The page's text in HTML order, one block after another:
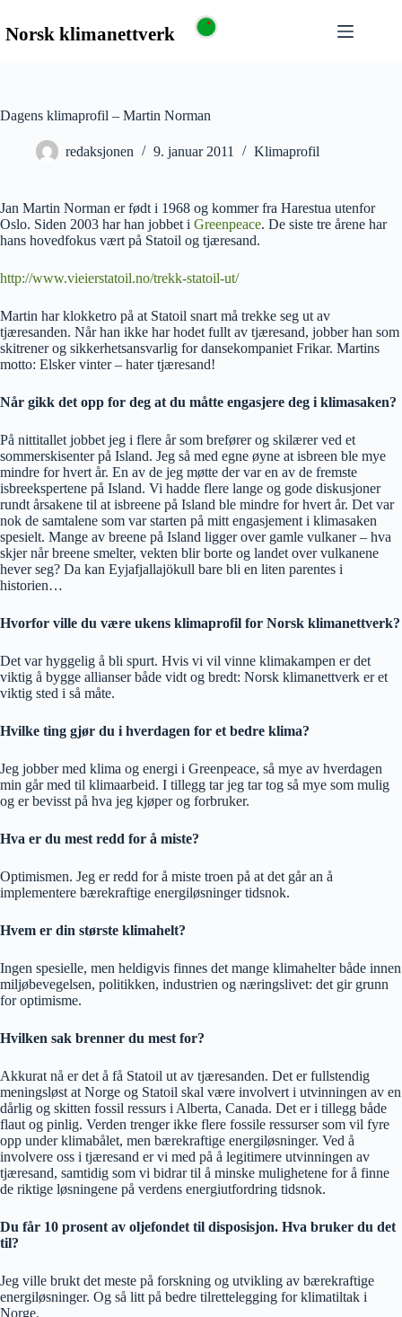
Dagens klimaprofil – Martin Norman
redaksjonen 9. januar 2011 Klimaprofil
Jan Martin Norman er født i 1968 og kommer fra Harestua utenfor
Oslo. Siden 2003 har han jobbet i Greenpeace. De siste tre årene har
hans hovedfokus vært på Statoil og tjæresand.
http://www.vieierstatoil.no/trekk-statoil-ut/
Martin har klokketro på at Statoil snart må trekke seg ut av
tjæresanden. Når han ikke har hodet fullt av tjæresand, jobber han som
skitrener og sikkerhetsansvarlig for dansekompaniet Frikar. Martins
motto: Elsker vinter – hater tjæresand!
Når gikk det opp for deg at du måtte engasjere deg i klimasaken?
På nittitallet jobbet jeg i flere år som brefører og skilærer ved et
sommerskisenter på Island. Jeg så med egne øyne at isbreen ble mye
mindre for hvert år. En av de jeg møtte der var en av de fremste
isbreekspertene på Island. Vi hadde flere lange og gode diskusjoner
rundt årsakene til at isbreene på Island ble mindre for hvert år. Det var
nok de samtalene som var starten på mitt engasjement i klimasaken
spesielt. Mange av breene på Island ligger over gamle vulkaner – hva
skjer når breene smelter, vekten blir borte og landet over vulkanene
hever seg? Da kan Eyjafjallajökull bare bli en liten parentes i
historien…
Hvorfor ville du være ukens klimaprofil for Norsk klimanettverk?
Det var hyggelig å bli spurt. Hvis vi vil vinne klimakampen er det
viktig å bygge allianser både vidt og bredt: Norsk klimanettverk er et
viktig sted i så måte.
Hvilke ting gjør du i hverdagen for et bedre klima?
Jeg jobber med klima og energi i Greenpeace, så mye av hverdagen
min går med til klimaarbeid. I tillegg tar jeg tar tog så mye som mulig
og er bevisst på hva jeg kjøper og forbruker.
Hva er du mest redd for å miste?
Optimismen. Jeg er redd for å miste troen på at det går an å
implementere bærekraftige energiløsninger tidsnok.
Hvem er din største klimahelt?
Ingen spesielle, men heldigvis finnes det mange klimahelter både innen
miljøbevegelsen, politikken, industrien og næringslivet: det gir grunn
for optimisme.
Hvilken sak brenner du mest for?
Akkurat nå er det å få Statoil ut av tjæresanden. Det er fullstendig
meningsløst at Norge og Statoil skal være involvert i utvinningen av en
dårlig og skitten fossil ressurs i Alberta, Canada. Det er i tillegg både
flaut og pinlig. Verden trenger ikke flere fossile ressurser som vil fyre
opp under klimabålet, men bærekraftige energiløsninger. Ved å
involvere oss i tjæresand er vi med på å legitimere utvinningen av
tjæresand, samtidig som vi bidrar til å minske mulighetene for å finne
de riktige løsningene på verdens energiutfordring tidsnok.
Du får 10 prosent av oljefondet til disposisjon. Hva bruker du det
til?
Jeg ville brukt det meste på forskning og utvikling av bærekraftige
energiløsninger. Og så litt på bedre tilrettelegging for klimatiltak i
Norge.